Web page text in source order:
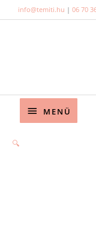
to
info@temiti.hu | 06 70
Below
MENÜ
🔍